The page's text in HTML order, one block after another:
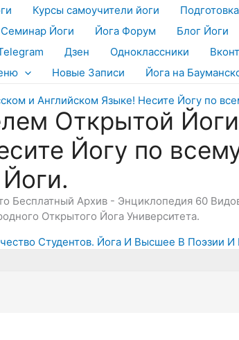
Курсы самоучители йоги
Семинар Йоги Йога Форум Блог Йоги
Дзен Одноклассники
Новые Записи Йога на
Открытой
Йогу по
Бесплатный Архив - Энциклопедия 60
Открытого Йога Университета.
Студентов. Йога И Высшее В Поэзии И